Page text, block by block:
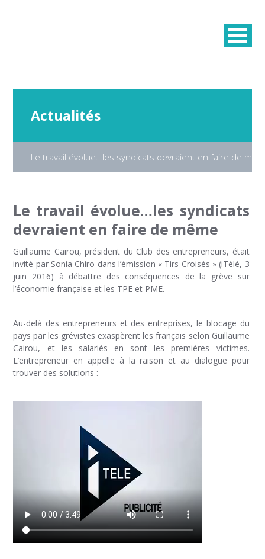
Actualités
Le travail évolue…les syndicats devraient en faire de
Le travail évolue…les syndicats
devraient en faire de même
Guillaume Cairou, président du Club des entrepreneurs, était
invité par Sonia Chiro dans l’émission « Tirs Croisés » (iTélé, 3
juin 2016) à débattre des conséquences de la grève sur
l’économie française et les TPE et PME.
Au-delà des entrepreneurs et des entreprises, le blocage du
pays par les grévistes exaspèrent les français selon Guillaume
Cairou, et les salariés en sont les premières victimes.
L’entrepreneur en appelle à la raison et au dialogue pour
trouver des solutions :